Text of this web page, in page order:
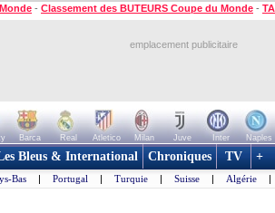
- Classement des BUTEURS Coupe du Monde -
emplacement publicitaire
Barca Real Atletico Milan Juve Inter Naples
Bleus & International Chroniques TV +
Bas | Portugal | Turquie | Suisse | Algérie |